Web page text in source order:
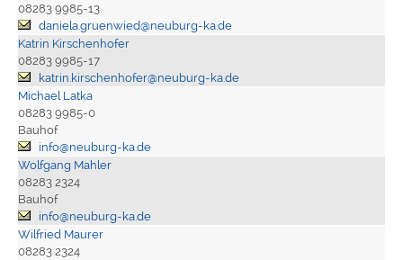
08283 9985-13
daniela.gruenwied@neuburg-ka.de
Katrin Kirschenhofer
08283 9985-17
katrin.kirschenhofer@neuburg-ka.de
Michael Latka
08283 9985-0
Bauhof
info@neuburg-ka.de
Wolfgang Mahler
08283 2324
Bauhof
info@neuburg-ka.de
Wilfried Maurer
08283 2324